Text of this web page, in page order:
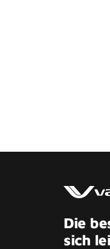
Die
sich